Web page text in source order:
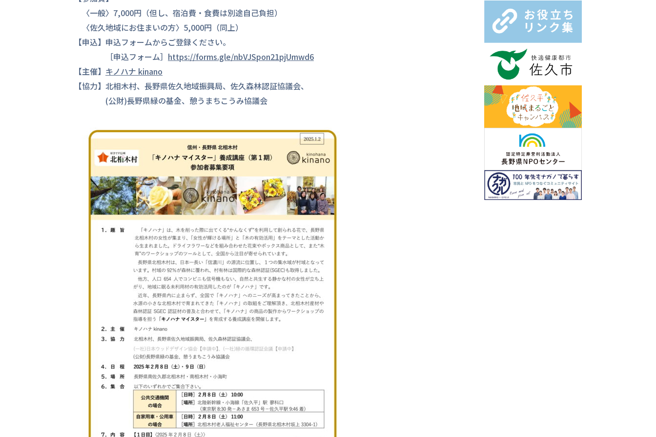
〈一般〉7,000円（但し、宿泊費・食費は別途自己負担）
〈佐久地域にお住まいの方〉5,000円（同上）
【申込】申込フォームからご登録ください。
［申込フォーム］ https://forms.gle/nbVJSpon21pjUmwd6
【主催】 キノハナ kinano
【協力】北相木村、長野県佐久地域振興局、佐久森林認証協議会、
(公財)長野県緑の基金、憩うまちこうみ協議会